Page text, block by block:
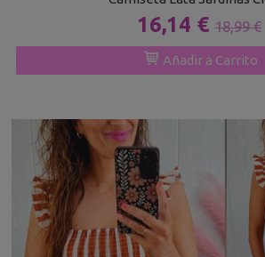
16,14 € 18,99 €
Añadir a Carrito